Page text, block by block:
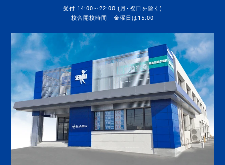
受付 14:00～22:00 (月･祝日を除く)
校舎開校時間 金曜日は15:00